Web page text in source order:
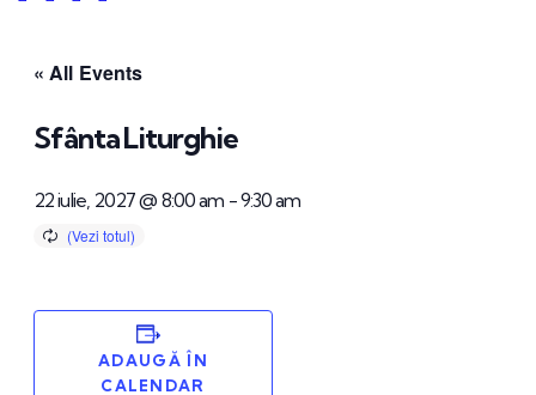
« All Events
Sfânta Liturghie
22 iulie, 2027 @ 8:00 am -9:30 am
ADAUGĂ ÎN
CALENDAR